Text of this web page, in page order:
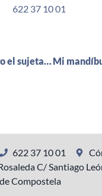
622 37 10 01
Cuando me pongo el sujetador me salen dos michelines en la espalda , ¿Se pueden quitar?
622 37 10 01
C/ Santiago
Compostela